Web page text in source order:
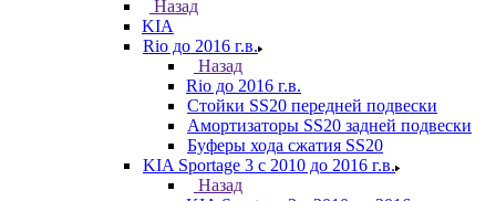
Назад
KIA
Rio до 2016 г.в.
Назад
Rio до 2016 г.в.
Стойки SS20 передней подвески
Амортизаторы SS20 задней подвески
Буферы хода сжатия SS20
KIA Sportage 3 с 2010 до 2016 г.в.
Назад